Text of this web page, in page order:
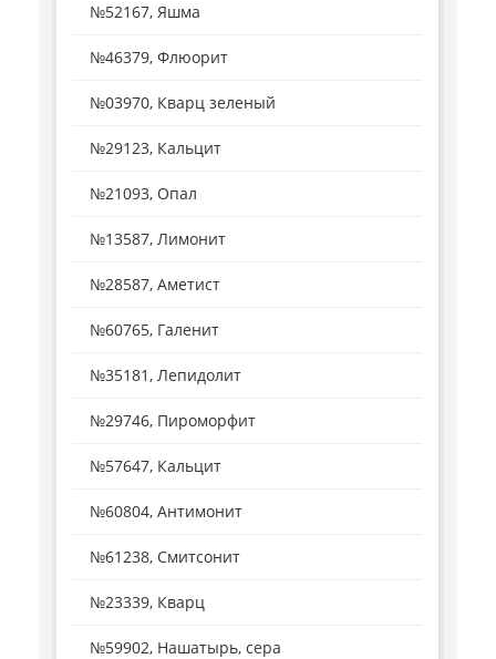
№52167, Яшма
№46379, Флюорит
№03970, Кварц зеленый
№29123, Кальцит
№21093, Опал
№13587, Лимонит
№28587, Аметист
№60765, Галенит
№35181, Лепидолит
№29746, Пироморфит
№57647, Кальцит
№60804, Антимонит
№61238, Смитсонит
№23339, Кварц
№59902, Нашатырь, сера